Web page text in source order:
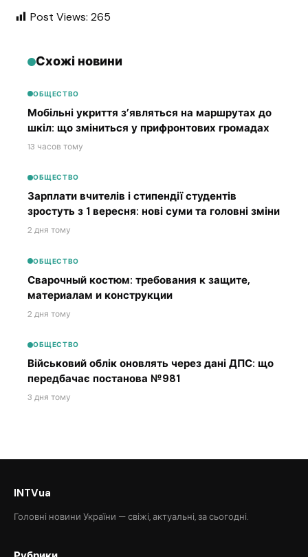
Post Views: 265
Схожі новини
ОБЩЕСТВО
Мобільні укриття з’являться на маршрутах до
шкіл: що зміниться у прифронтових громадах
13 часов тому
ОБЩЕСТВО
Зарплати вчителів і стипендії студентів
зростуть з 1 вересня: нові суми та головні зміни
2 дня тому
ОБЩЕСТВО
Сварочный костюм: требования к защите,
материалам и конструкции
2 дня тому
ОБЩЕСТВО
Військовий облік оновлять через дані ДПС: що
передбачає постанова №981
3 дня тому
INTVua
Головні новини України — свіжі, актуальні, за сьогодні.